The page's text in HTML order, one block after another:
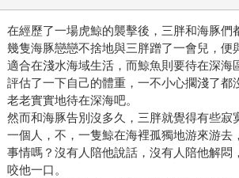
在經歷了一場虎鯨的襲擊後，三胖和海豚們
幾隻海豚戀戀不捨地與三胖蹭了一會兒，便
適合在淺水海域生活，而鯨魚則要待在深海
評估了一下自己的體重，一不小心擱淺了都
老老實實地待在深海吧。
然而和海豚告別沒多久，三胖就覺得有些寂
一個人，不，一隻鯨在海裡孤獨地游來游去
事情嗎？沒有人陪他說話，沒有人陪他解悶
咬他一口。